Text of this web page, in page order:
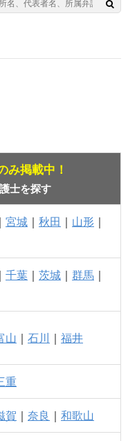
み掲載中！
士を探す
｜ 宮城 ｜ 秋田 ｜ 山形 ｜
｜ 千葉 ｜ 茨城 ｜ 群馬 ｜
山 ｜ 石川 ｜ 福井
重
賀 ｜ 奈良 ｜ 和歌山